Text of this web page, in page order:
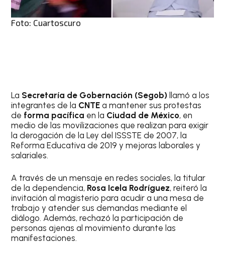
Foto: Cuartoscuro
La Secretaría de Gobernación (Segob) llamó a los
integrantes de la CNTE a mantener sus protestas
de forma pacífica en la Ciudad de México, en
medio de las movilizaciones que realizan para exigir
la derogación de la Ley del ISSSTE de 2007, la
Reforma Educativa de 2019 y mejoras laborales y
salariales.
A través de un mensaje en redes sociales, la titular
de la dependencia, Rosa Icela Rodríguez, reiteró la
invitación al magisterio para acudir a una mesa de
trabajo y atender sus demandas mediante el
diálogo. Además, rechazó la participación de
personas ajenas al movimiento durante las
manifestaciones.